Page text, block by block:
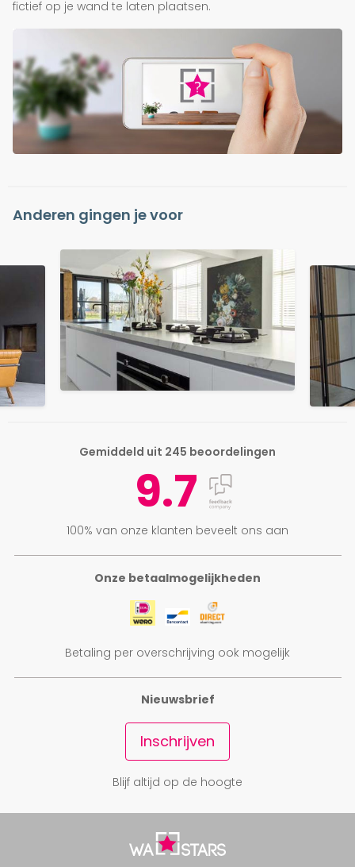
fictief op je wand te laten plaatsen.
Anderen gingen je voor
Onze betaalmogelijkheden
Betaling per overschrijving ook mogelijk
Gemiddeld uit 245 beoordelingen
9.7
100% van onze klanten beveelt ons aan
Nieuwsbrief
Inschrijven
Blijf altijd op de hoogte